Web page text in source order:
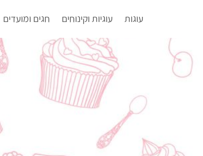
עוגות עוגיות וקינוחים חגים ומועדים